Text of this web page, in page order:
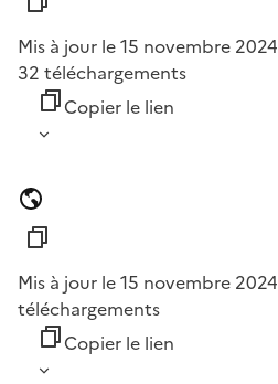
Mis à jour le 15 novembre 2024
32 téléchargements
Copier le lien
Mis à jour le 15 novembre 2024
téléchargements
Copier le lien